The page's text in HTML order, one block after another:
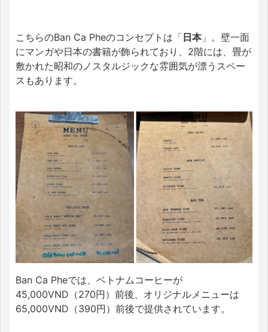
こちらのBan Ca Pheのコンセプトは「日本」。壁一面
にマンガや日本の書籍が飾られており、2階には、畳が
敷かれた昭和のノスタルジックな雰囲気が漂うスペー
スもあります。
Ban Ca Pheでは、ベトナムコーヒーが
45,000VND（270円）前後、オリジナルメニューは
65,000VND（390円）前後で提供されています。